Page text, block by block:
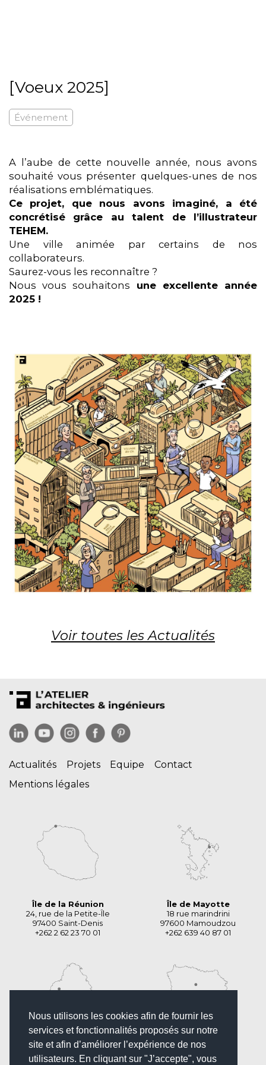
Nous utilisons les cookies afin de fournir les
services et fonctionnalités proposés sur notre
site et afin d’améliorer l’expérience de nos
utilisateurs. En cliquant sur "J’accepte", vous
[Voeux 2025]
Événement
A l’aube de cette nouvelle année, nous avons
souhaité vous présenter quelques-unes de nos
réalisations emblématiques.
Ce projet, que nous avons imaginé, a été
concrétisé grâce au talent de l’illustrateur
TEHEM.
Une ville animée par certains de nos
collaborateurs.
Saurez-vous les reconnaître ?
Nous vous souhaitons une excellente année
2025 !
Voir toutes les Actualités
Actualités Projets Equipe
Contact
Mentions légales
Île de la Réunion
24, rue de la Petite-Île
97400 Saint-Denis
+262 2 62 23 70 01
Île de Mayotte
18 rue marindrini
97600 Mamoudzou
+262 639 40 87 01
Île Maurice
Angle des rues
Palmerstone et Royale
Île de France
5 rue du chevalier
de Saint George